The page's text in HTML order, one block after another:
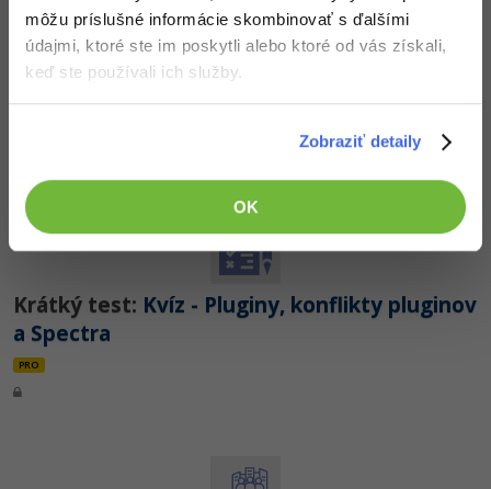
môžu príslušné informácie skombinovať s ďalšími
údajmi, ktoré ste im poskytli alebo ktoré od vás získali,
keď ste používali ich služby.
Zobraziť detaily
OK
15. diel:Spectra - Rozšírenie editora
Krátký test: Kvíz - Pluginy, konflikty pluginov
a Spectra
PRO